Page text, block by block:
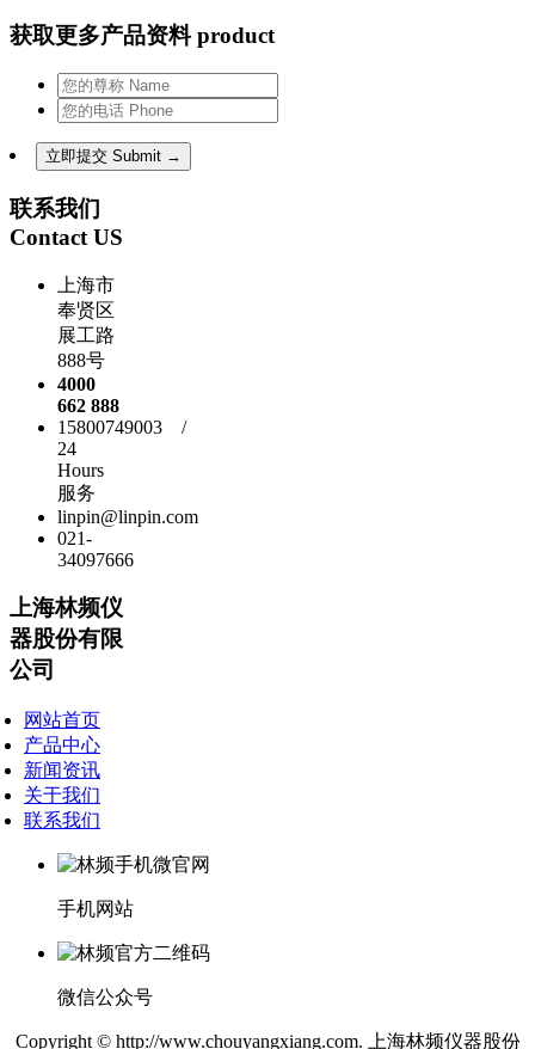
获取更多产品资料 product
联系我们
Contact US
上海市
奉贤区
展工路
888号
4000
662 888
15800749003 /
24
Hours
服务
linpin@linpin.com
021-
34097666
上海林频仪
器股份有限
公司
网站首页
产品中心
新闻资讯
关于我们
联系我们
手机网站
微信公众号
Copyright © http://www.chouyangxiang.com. 上海林频仪器股份